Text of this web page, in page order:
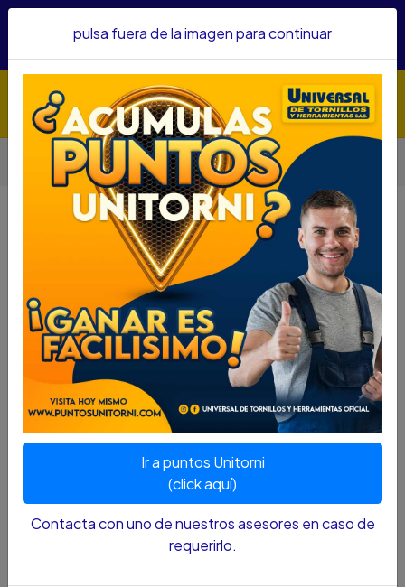
confianza&nbsp;Recibe un KIT PARRILLERO por compras
Herramientas Herramienta Manual
PINZA PINES RECTA FORCE P/PLANA REF9T0104
PINZA PINES RECTA FORCE
P/PLANA REF9T0104
PINZA PINES RECTA FORCE P/PLANA REF9T0104
SKU.....69900220
DESCRIPCIÓN....
Presenta puntas forjadas de caída pesada con
apertura más ancha para transmisiones estándar.
Aplicación: Audi, Volkswagen y vehículos de
construcción estadounidense.
Punta serrada plana y angulada.
Spread 1.1 / 2 «(38mm)
Largo 9 «(230mm)
pulsa fuera de la imagen para continuar
Ir a puntos Unitorni
(click aquí)
Contacta con uno de nuestros asesores en caso de
requerirlo.